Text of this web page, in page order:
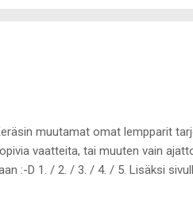
muutamat omat lempparit
vaatteita, tai muuten vain
:-D 1. / 2. / 3. / 4. / 5. Lisäksi